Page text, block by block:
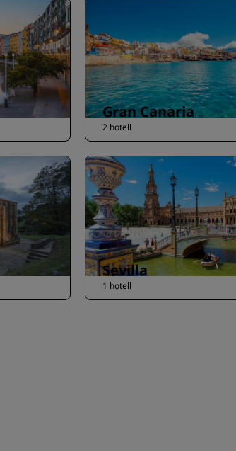
Gran Canaria
2 hotell
Sevilla
1 hotell